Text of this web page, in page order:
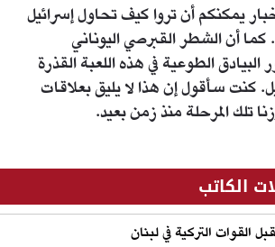
يمكنكم أن تروا كيف تحاول إسرائيل
أن الشطر القبرصي اليوناني
البيادق الطوعية في هذه اللعبة القذرة
كنت سأقول إن هذا لا يليق بعلاقات
تلك المرحلة منذ زمن بعيد.
الكاتب
القوات التركية في لبنان